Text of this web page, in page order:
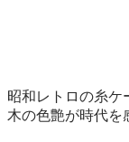
昭和レトロの糸ケ
木の色艶が時代を